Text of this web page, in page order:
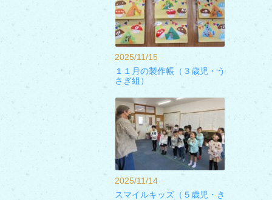
2025/11/15
１１月の製作帳（３歳児・う
さぎ組）
2025/11/14
スマイルキッズ（５歳児・き